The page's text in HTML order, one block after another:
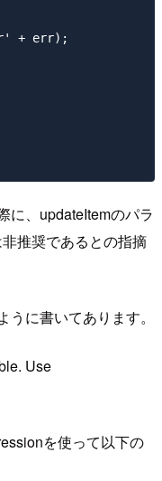
+ err);
に、updateItemのパラ
推奨であるとの指摘
に書いてあります。
Use
を使って以下の